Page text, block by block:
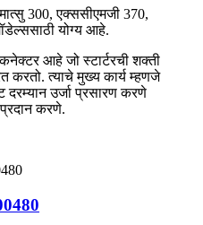
300, एक्ससीएमजी 370,
योग्य आहे.
आहे जो स्टार्टरची शक्ती
करतो. त्याचे मुख्य कार्य म्हणजे
दरम्यान उर्जा प्रसारण करणे
करणे.